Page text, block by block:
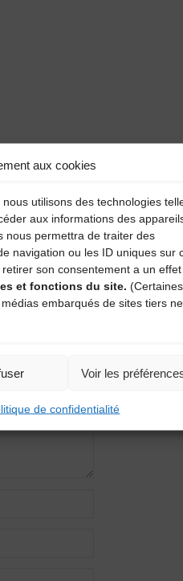
aux cookies
utilisons des technologies
aux informations des
nous permettra de traiter des
navigation ou les ID uniques sur
son consentement a un effet
et fonctions du site. (Certaines
embarqués de sites tiers ne
Voir les
de confidentialité